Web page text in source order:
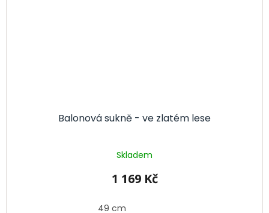
Balonová sukně - ve zlatém lese
Skladem
1 169 Kč
49 cm